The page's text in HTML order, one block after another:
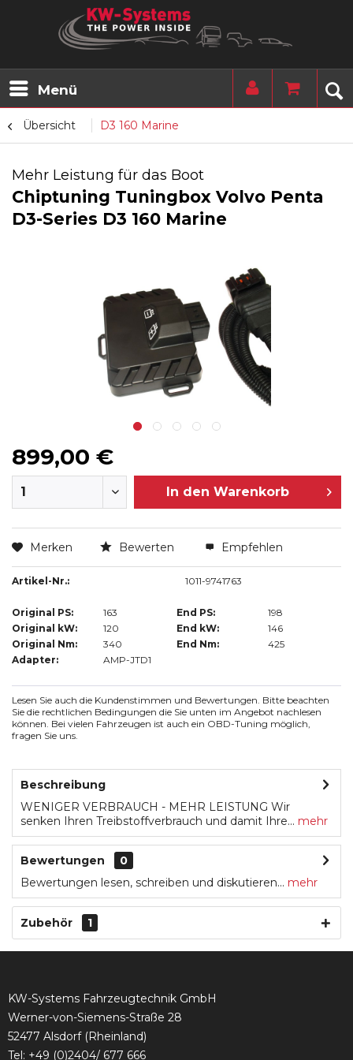
Menü
Übersicht D3 160 Marine
Mehr Leistung für das Boot
Chiptuning Tuningbox Volvo Penta
D3-Series D3 160 Marine
899,00 €
In den Warenkorb
Merken Bewerten Empfehlen
Artikel-Nr.: 1011-9741763
Original PS: 163 End PS:
198
Original kW:
120 End kW:
146
Original Nm:
340 End Nm:
425
Adapter:
AMP-JTD1
Lesen Sie auch die Kundenstimmen und Bewertungen. Bitte beachten
Sie die rechtlichen Bedingungen die Sie unten im Angebot nachlesen
können. Bei vielen Fahrzeugen ist auch ein OBD-Tuning möglich,
fragen Sie uns.
Beschreibung
WENIGER VERBRAUCH - MEHR LEISTUNG Wir
senken Ihren Treibstoffverbrauch und damit Ihre... mehr
Bewertungen
0
Bewertungen lesen, schreiben und diskutieren... mehr
Zubehör 1
KW-Systems Fahrzeugtechnik GmbH
Werner-von-Siemens-Straße 28
52477 Alsdorf (Rheinland)
Tel: +49 (0)2404/ 677 666